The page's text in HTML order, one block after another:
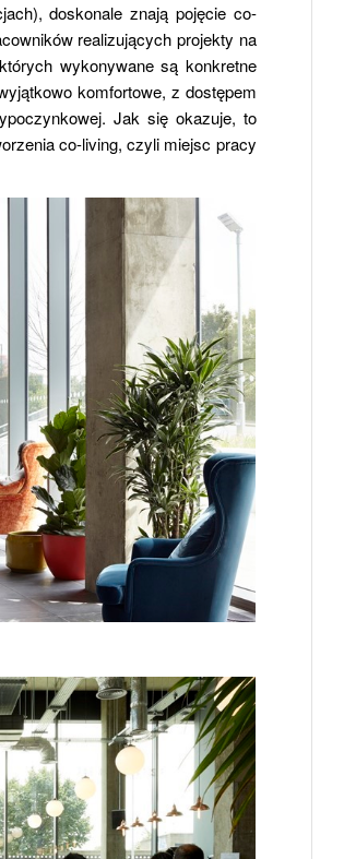
doskonale znają pojęcie co-
realizujących projekty na
wykonywane są konkretne
komfortowe, z dostępem
Jak się okazuje, to
co-living, czyli miejsc pracy